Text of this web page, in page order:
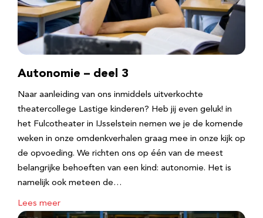
Autonomie – deel 3
Naar aanleiding van ons inmiddels uitverkochte
theatercollege Lastige kinderen? Heb jij even geluk! in
het Fulcotheater in IJsselstein nemen we je de komende
weken in onze omdenkverhalen graag mee in onze kijk op
de opvoeding. We richten ons op één van de meest
belangrijke behoeften van een kind: autonomie. Het is
namelijk ook meteen de…
Lees meer